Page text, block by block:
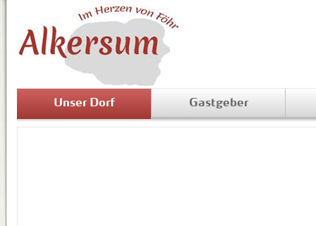
Unser Dorf Gastgeber